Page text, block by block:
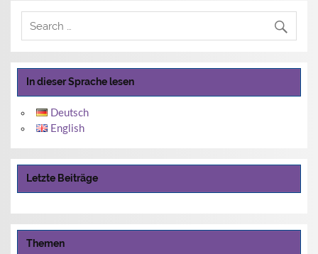
In dieser Sprache lesen
Deutsch
English
Letzte Beiträge
Themen